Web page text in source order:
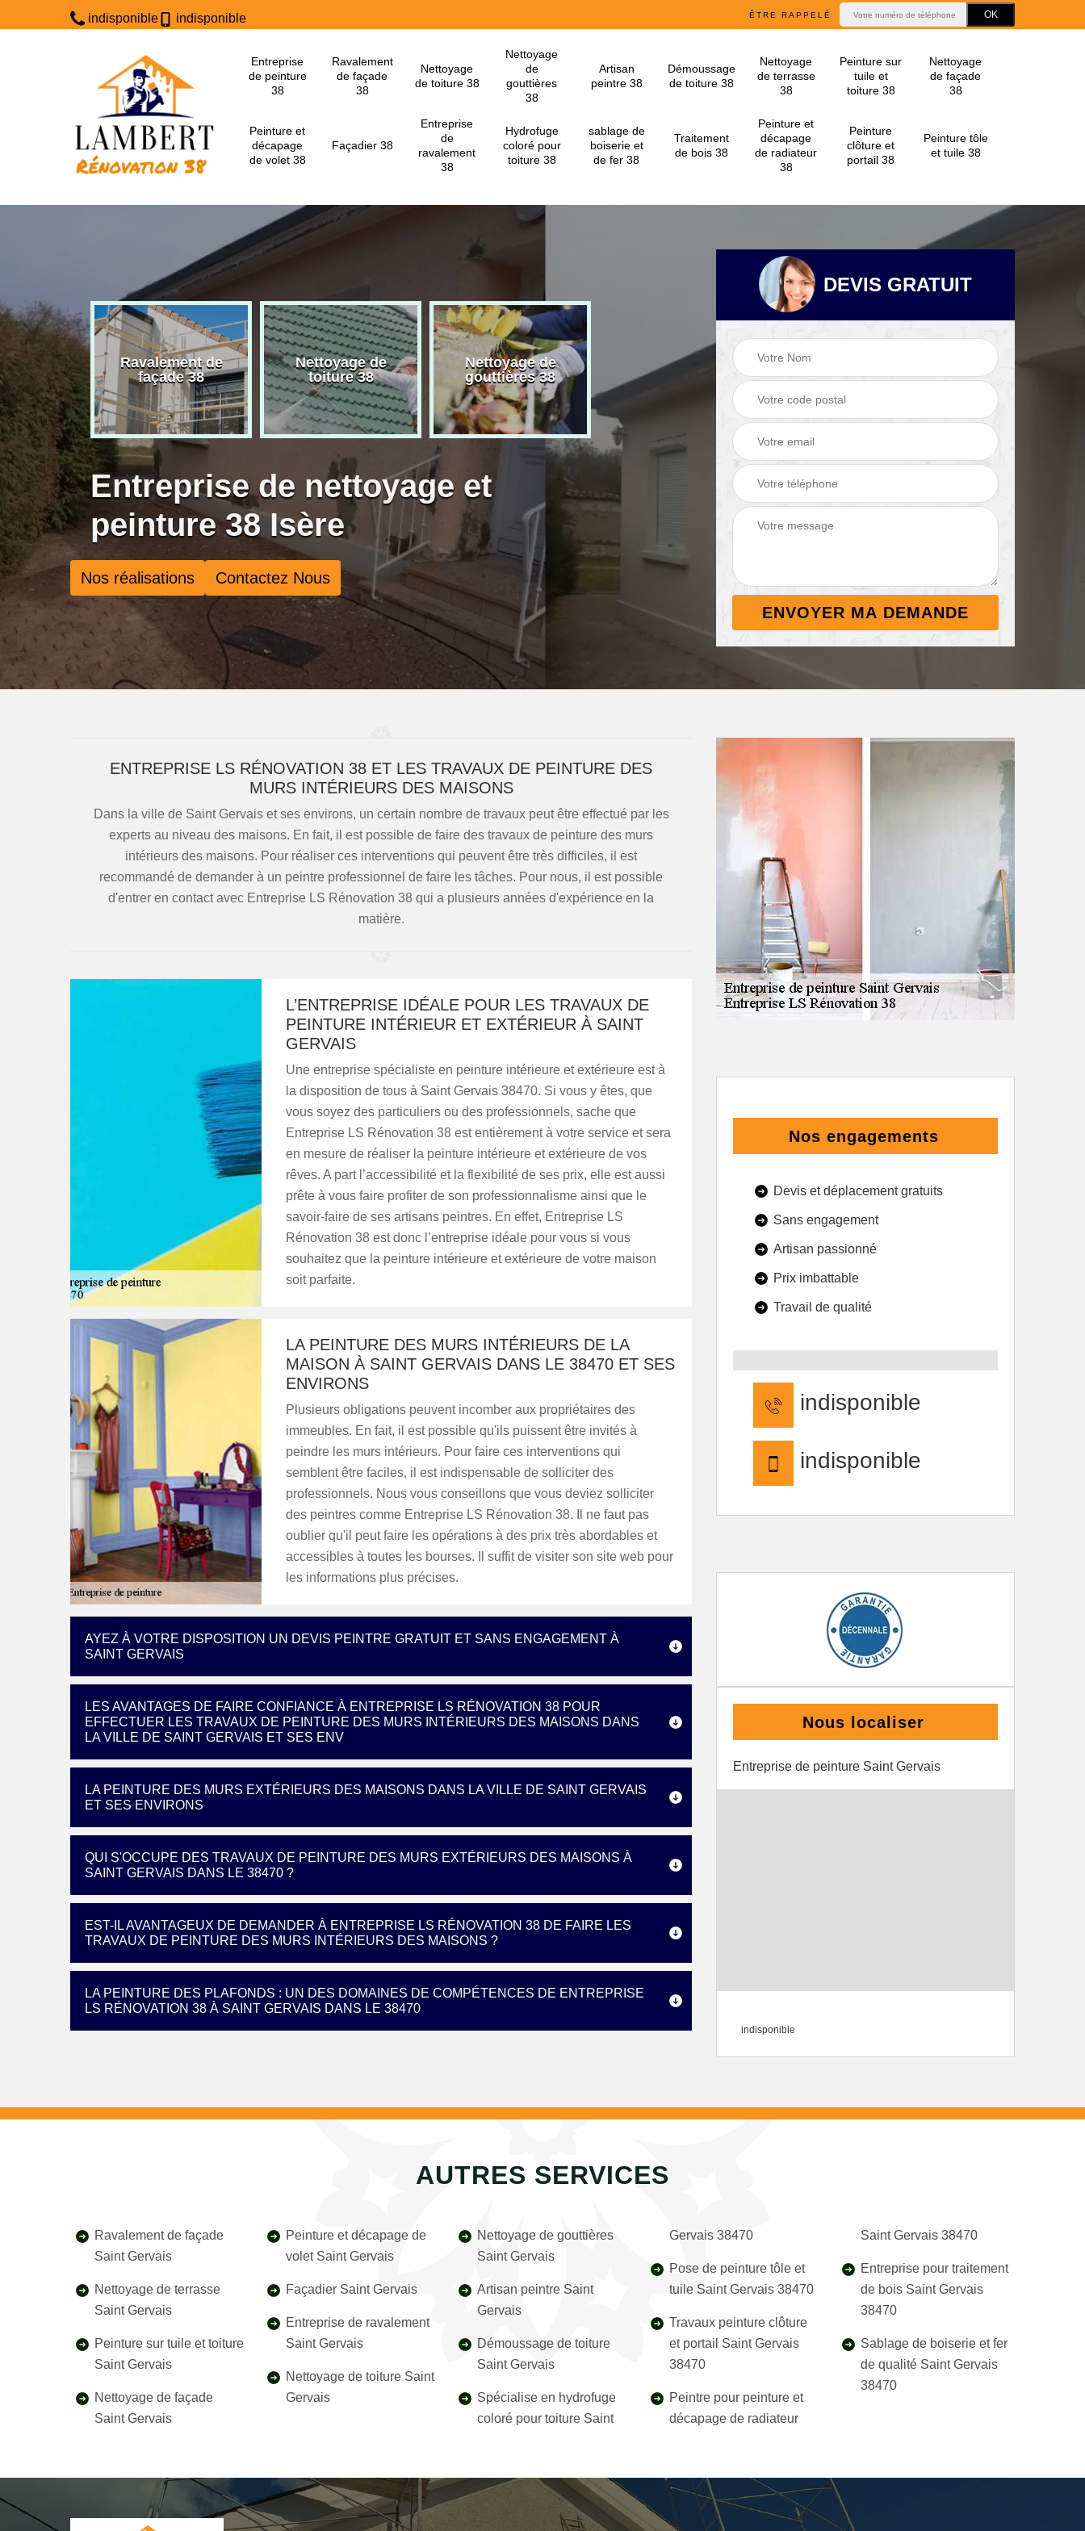
indisponible indisponible ÊTRE RAPPELÉ
Entreprise
de peinture
38
Ravalement
de façade
38
Nettoyage
de toiture 38
Nettoyage
de
gouttières
38
Artisan
peintre 38
Démoussage
de toiture 38
Nettoyage
de terrasse
38
Peinture sur
tuile et
toiture 38
Nettoyage
de façade
38
Peinture et
décapage
de volet 38
Façadier 38
Entreprise
de
ravalement
38
Hydrofuge
coloré pour
toiture 38
sablage de
boiserie et
de fer 38
Traitement
de bois 38
Peinture et
décapage
de radiateur
38
Peinture
clôture et
portail 38
Peinture tôle
et tuile 38
de
38
Ravalement de
façade 38
Nettoyage de
toiture 38
Nettoyage de
gouttières 38
Artisan peintre 38
Démoussage de
toiture 38
Nettoyage de
terrasse 38
Entreprise de nettoyage et
peinture 38 Isère
Nos réalisations Contactez Nous
DEVIS GRATUIT
ENTREPRISE LS RÉNOVATION 38 ET LES TRAVAUX DE PEINTURE DES
MURS INTÉRIEURS DES MAISONS
Dans la ville de Saint Gervais et ses environs, un certain nombre de travaux peut être effectué par les
experts au niveau des maisons. En fait, il est possible de faire des travaux de peinture des murs
intérieurs des maisons. Pour réaliser ces interventions qui peuvent être très difficiles, il est
recommandé de demander à un peintre professionnel de faire les tâches. Pour nous, il est possible
d'entrer en contact avec Entreprise LS Rénovation 38 qui a plusieurs années d'expérience en la
matière.
L’ENTREPRISE IDÉALE POUR LES TRAVAUX DE
PEINTURE INTÉRIEUR ET EXTÉRIEUR À SAINT
GERVAIS
Une entreprise spécialiste en peinture intérieure et extérieure est à
la disposition de tous à Saint Gervais 38470. Si vous y êtes, que
vous soyez des particuliers ou des professionnels, sache que
Entreprise LS Rénovation 38 est entièrement à votre service et sera
en mesure de réaliser la peinture intérieure et extérieure de vos
rêves. A part l’accessibilité et la flexibilité de ses prix, elle est aussi
prête à vous faire profiter de son professionnalisme ainsi que le
savoir-faire de ses artisans peintres. En effet, Entreprise LS
Rénovation 38 est donc l’entreprise idéale pour vous si vous
souhaitez que la peinture intérieure et extérieure de votre maison
soit parfaite.
LA PEINTURE DES MURS INTÉRIEURS DE LA
MAISON À SAINT GERVAIS DANS LE 38470 ET SES
ENVIRONS
Plusieurs obligations peuvent incomber aux propriétaires des
immeubles. En fait, il est possible qu'ils puissent être invités à
peindre les murs intérieurs. Pour faire ces interventions qui
semblent être faciles, il est indispensable de solliciter des
professionnels. Nous vous conseillons que vous deviez solliciter
des peintres comme Entreprise LS Rénovation 38. Il ne faut pas
oublier qu'il peut faire les opérations à des prix très abordables et
accessibles à toutes les bourses. Il suffit de visiter son site web pour
les informations plus précises.
AYEZ À VOTRE DISPOSITION UN DEVIS PEINTRE GRATUIT ET SANS ENGAGEMENT À
SAINT GERVAIS
LES AVANTAGES DE FAIRE CONFIANCE À ENTREPRISE LS RÉNOVATION 38 POUR
EFFECTUER LES TRAVAUX DE PEINTURE DES MURS INTÉRIEURS DES MAISONS DANS
LA VILLE DE SAINT GERVAIS ET SES ENV
LA PEINTURE DES MURS EXTÉRIEURS DES MAISONS DANS LA VILLE DE SAINT GERVAIS
ET SES ENVIRONS
QUI S'OCCUPE DES TRAVAUX DE PEINTURE DES MURS EXTÉRIEURS DES MAISONS À
SAINT GERVAIS DANS LE 38470 ?
EST-IL AVANTAGEUX DE DEMANDER À ENTREPRISE LS RÉNOVATION 38 DE FAIRE LES
TRAVAUX DE PEINTURE DES MURS INTÉRIEURS DES MAISONS ?
LA PEINTURE DES PLAFONDS : UN DES DOMAINES DE COMPÉTENCES DE ENTREPRISE
LS RÉNOVATION 38 À SAINT GERVAIS DANS LE 38470
Nos engagements
Devis et déplacement gratuits
Sans engagement
Artisan passionné
Prix imbattable
Travail de qualité
indisponible
indisponible
Nous localiser
Entreprise de peinture Saint Gervais
indisponible
AUTRES SERVICES
Ravalement de façade
Saint Gervais
Nettoyage de terrasse
Saint Gervais
Peinture sur tuile et toiture
Saint Gervais
Nettoyage de façade
Saint Gervais
Peinture et décapage de
volet Saint Gervais
Façadier Saint Gervais
Entreprise de ravalement
Saint Gervais
Nettoyage de toiture Saint
Gervais
Nettoyage de gouttières
Saint Gervais
Artisan peintre Saint
Gervais
Démoussage de toiture
Saint Gervais
Spécialise en hydrofuge
coloré pour toiture Saint
Gervais 38470
Pose de peinture tôle et
tuile Saint Gervais 38470
Travaux peinture clôture
et portail Saint Gervais
38470
Peintre pour peinture et
décapage de radiateur
Saint Gervais 38470
Entreprise pour traitement
de bois Saint Gervais
38470
Sablage de boiserie et fer
de qualité Saint Gervais
38470